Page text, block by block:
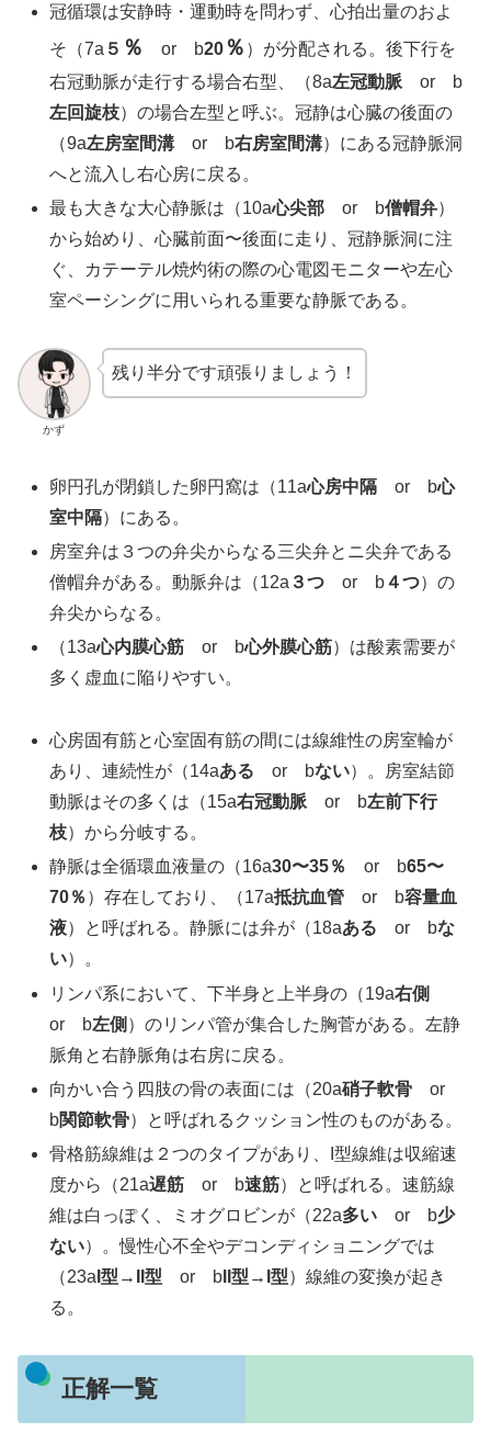
冠循環は安静時・運動時を問わず、心拍出量のおよ
そ（7a ５ ％ or b20 ％ ）が分配される。後下行を
右冠動脈が走行する場合右型、（8a左冠動脈 or b
左回旋枝）の場合左型と呼ぶ。冠静は心臓の後面の
（9a左房室間溝 or b右房室間溝）にある冠静脈洞
へと流入し右心房に戻る。
最も大きな大心静脈は（10a心尖部 or b僧帽弁）
から始めり、心臓前面〜後面に走り、冠静脈洞に注
ぐ、カテーテル焼灼術の際の心電図モニターや左心
室ペーシングに用いられる重要な静脈である。
かず
残り半分です頑張りましょう！
卵円孔が閉鎖した卵円窩は（11a心房中隔 or b心
室中隔）にある。
房室弁は３つの弁尖からなる三尖弁とニ尖弁である
僧帽弁がある。動脈弁は（12a ３つ or b４つ）の
弁尖からなる。
（13a心内膜心筋 or b心外膜心筋）は酸素需要が
多く虚血に陥りやすい。
心房固有筋と心室固有筋の間には線維性の房室輪が
あり、連続性が（14aある or bない）。房室結節
動脈はその多くは（15a右冠動脈 or b左前下行
枝）から分岐する。
静脈は全循環血液量の（16a30〜35％ or b65〜
70％ ）存在しており、（17a抵抗血管 or b容量血
液）と呼ばれる。静脈には弁が（18aある or bな
い）。
リンパ系において、下半身と上半身の（19a右側
or b左側 ）のリンパ管が集合した胸菅がある。左静
脈角と右静脈角は右房に戻る。
向かい合う四肢の骨の表面には（20a硝子軟骨 or
b関節軟骨）と呼ばれるクッション性のものがある。
骨格筋線維は２つのタイプがあり、I型線維は収縮速
度から（21a遅筋 or b速筋）と呼ばれる。速筋線
維は白っぽく、ミオグロビンが（22a多い or b少
ない）。慢性心不全やデコンディショニングでは
（23a I型→II型 or b II型→I型）線維の変換が起き
る。
正解一覧